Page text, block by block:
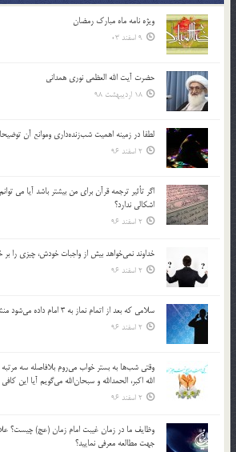
ویژه نامه ماه مبارک رمضان
9 اسفند 03
حضرت آیت الله العظمی نوری همدانی
18 اردیبهشت 98
لطفا در زمينه اهميت شب‌زنده‌داري وموانع آن
2 اسفند 96
اگر تأثير ترجمه قرآن براي من بيشتر باشد آيا مي
اشكالي ندارد؟
2 اسفند 96
خداوند نمي‌خواهد بيش از واجبات خودش، چيزي را
2 اسفند 96
سلامي كه بعد از اتمام نماز به 3 امام داده مي‌شود منشأ آن چيست؟
2 اسفند 96
وقتي شب‌ها به بستر خواب مي‌روم بلافاصله سه
الله اكبر، الحمدالله و سبحان‌الله مي‌گويم آيا اين
2 اسفند 96
وظايف ما در زمان غيبت امام زمان (عج) چيست؟
جهت مطالعه معرفي نماييد؟